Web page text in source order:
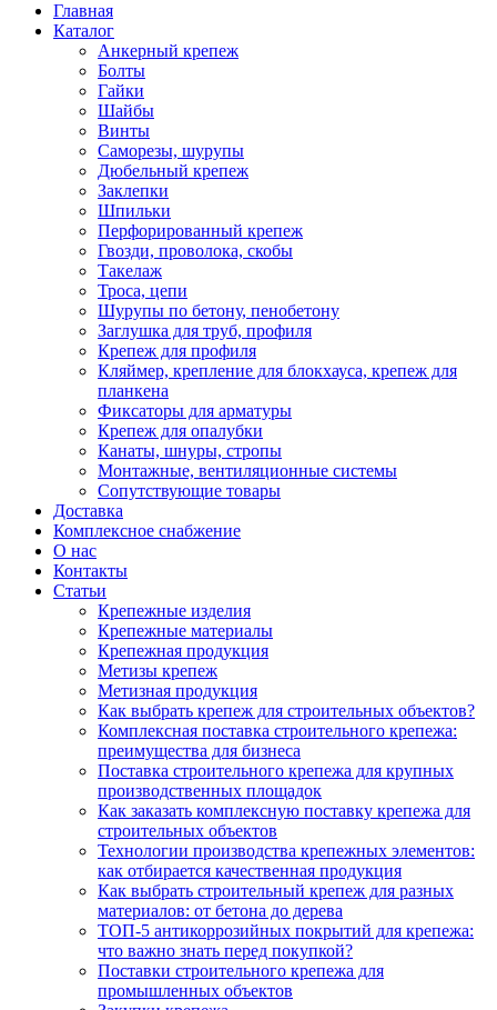
Главная
Каталог
Анкерный крепеж
Болты
Гайки
Шайбы
Винты
Саморезы, шурупы
Дюбельный крепеж
Заклепки
Шпильки
Перфорированный крепеж
Гвозди, проволока, скобы
Такелаж
Троса, цепи
Шурупы по бетону, пенобетону
Заглушка для труб, профиля
Крепеж для профиля
Кляймер, крепление для блокхауса, крепеж для
планкена
Фиксаторы для арматуры
Крепеж для опалубки
Канаты, шнуры, стропы
Монтажные, вентиляционные системы
Сопутствующие товары
Доставка
Комплексное снабжение
О нас
Контакты
Статьи
Крепежные изделия
Крепежные материалы
Крепежная продукция
Метизы крепеж
Метизная продукция
Как выбрать крепеж для строительных объектов?
Комплексная поставка строительного крепежа:
преимущества для бизнеса
Поставка строительного крепежа для крупных
производственных площадок
Как заказать комплексную поставку крепежа для
строительных объектов
Технологии производства крепежных элементов:
как отбирается качественная продукция
Как выбрать строительный крепеж для разных
материалов: от бетона до дерева
ТОП-5 антикоррозийных покрытий для крепежа:
что важно знать перед покупкой?
Поставки строительного крепежа для
промышленных объектов